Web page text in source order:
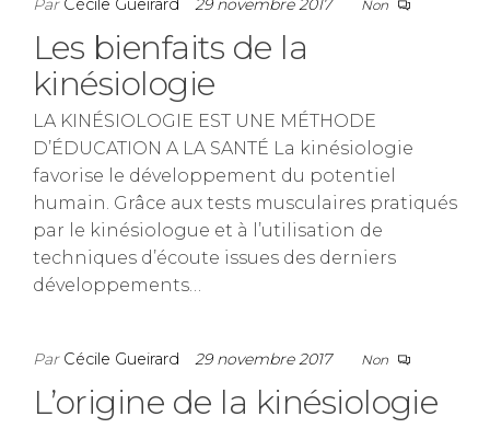
Par Cécile Gueirard 29 novembre 2017 Non
Les bienfaits de la
kinésiologie
LA KINÉSIOLOGIE EST UNE MÉTHODE
D’ÉDUCATION A LA SANTÉ La kinésiologie
favorise le développement du potentiel
humain. Grâce aux tests musculaires pratiqués
par le kinésiologue et à l’utilisation de
techniques d’écoute issues des derniers
développements…
Par Cécile Gueirard 29 novembre 2017 Non
L’origine de la kinésiologie